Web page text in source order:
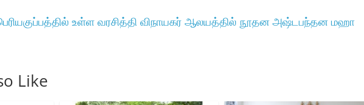
உள்ள வரசித்தி விநாயகர் ஆலயத்தில் நூதன அஷ்டபந்தன மஹா
Like